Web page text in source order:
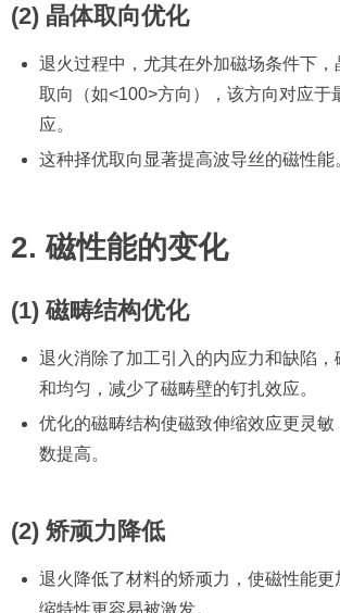
(2) 晶体取向优化
退火过程中，尤其在外加磁场条件下，
取向（如<100>方向），该方向对应于
应。
这种择优取向显著提高波导丝的磁性能
2. 磁性能的变化
(1) 磁畴结构优化
退火消除了加工引入的内应力和缺陷，
和均匀，减少了磁畴壁的钉扎效应。
优化的磁畴结构使磁致伸缩效应更灵敏
数提高。
(2) 矫顽力降低
退火降低了材料的矫顽力，使磁性能更
缩特性更容易被激发。